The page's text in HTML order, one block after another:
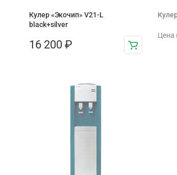
Кулер «Экочип» V21-L
black+silver
16 200 ₽
Цена